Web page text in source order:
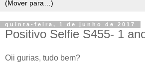
quinta-feira, 1 de junho de 2017
Positivo Selfie S455- 1
Oii gurias, tudo bem?